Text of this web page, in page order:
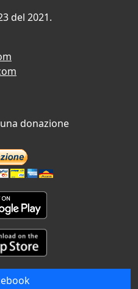
del 2021.
donazione